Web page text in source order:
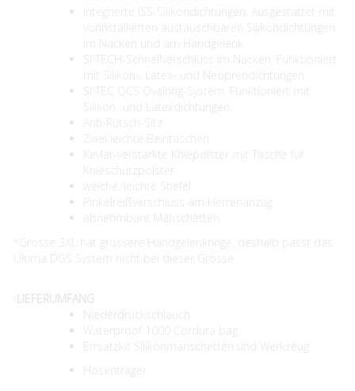
Integrierte ISS-Silikondichtungen. Ausgestattet mit
vorinstallierten austauschbaren Silikondichtungen
im Nacken und am Handgelenk.
SI TECH-Schnellverschluss im Nacken. Funktioniert
mit Silikon-, Latex- und Neoprendichtungen.
SI TEC QCS Ovalring-System. Funktioniert mit
Silikon- und Latexdichtungen.
Anti-Rutsch-Sitz
Zwei leichte Beintaschen
Kevlar-verstärkte Kniepolster mit Tasche für
Knieschutzpolster
weiche, leichte Stiefel
Pinkelreißverschluss am Herrenanzug
abnehmbare Manschetten
*Grösse 3XL hat grössere Handgelenkringe, deshalb passt das
Ultima DGS System nicht bei dieser Grösse.
LIEFERUMFANG
Waterproof 1000 Cordura bag
Errsatzkit Silikonmanschetten und Werkzeug
Hosenträger